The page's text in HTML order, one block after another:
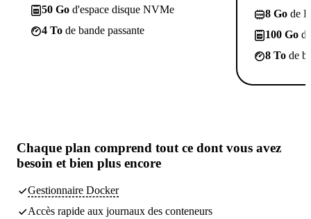
50 Go d'espace disque NVMe
4 To de bande passante
8 Go de
100 Go
8 To de
Chaque plan comprend tout ce dont vous avez
besoin et bien plus encore
Gestionnaire Docker
Accès rapide aux journaux des conteneurs